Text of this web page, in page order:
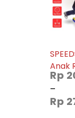
Anak
Rp
–
Rp